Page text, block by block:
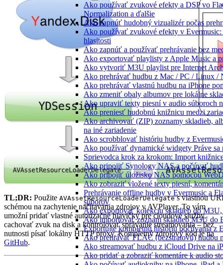
Ako používať zvukové efekty a DSP vo
Normalization a ďalšie
Ako zapnúť hudobný vizualizér počas
Ako používať zvukové efekty v Evermusic:
hlasitosti
Ako zapnúť a používať prehrávanie bez
Ako exportovať playlisty z Apple Music a
Ako vytvoriť M3U playlist pre Internet
Ako prehrávať hudbu z Mac / PC / Linux
Ako prehrávať vlastnú hudbu na iPhone
Ako zmeniť obaly albumov pre lokálne
Ako upraviť texty piesní v audio súboroch
Ako preniesť hudobnú knižnicu medzi
Ako archivovať (ZIP) zoznamy skladieb,
na iné zariadenie
Ako scrobblovať históriu hudby z
Ako používať dynamické widgety Práve sa
Sprievodca krok za krokom: Import
Ako pripojiť Synology NAS a počúvať
Ako pripojiť úložisko NAS pomocou
Ako zobraziť vložené texty piesní,
Prehrávanie offline hudby v Evermusic a
súborov
Ako exportovať kolekciu skladieb do
Ako importovať zoznam skladieb M3U do
Exportujte kompletnú históriu počúvania z
Ako prehrávať FLAC (bezstratovú) hudbu
Ako streamovať hudbu z iCloud Drive na
Ako pridať a zobraziť komentáre k audio
TL;DR: Použite AVAssetResourceLoaderDelegates vlastnou
schémou na zachytenie načítavania zdrojov v AVPlayer. To vám
umožní pridať vlastné autorizačné hlavičky pre cloudové služby,
cachovať zvuk na disk a kontrolovať správanie streamovania – bez
nutnosti písať lokálny HTTP proxy. Kompletný zdrojový kód je na
GitHub.